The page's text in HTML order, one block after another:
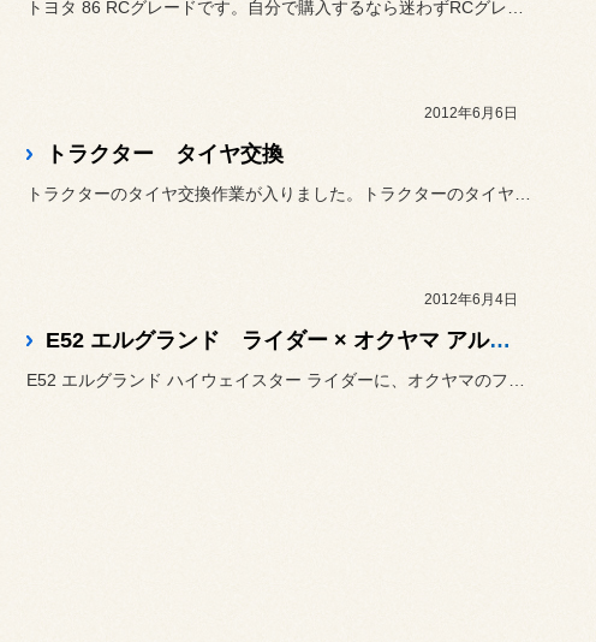
2012年6月6日
トラクター タイヤ交換
2012年6月4日
E52 エルグランド ライダー × オクヤマ アルミタワーバー